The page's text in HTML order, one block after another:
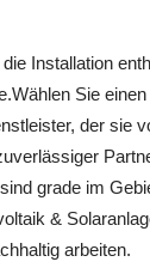
Installation
Sie
der sie
grade im
&
arbeiten.